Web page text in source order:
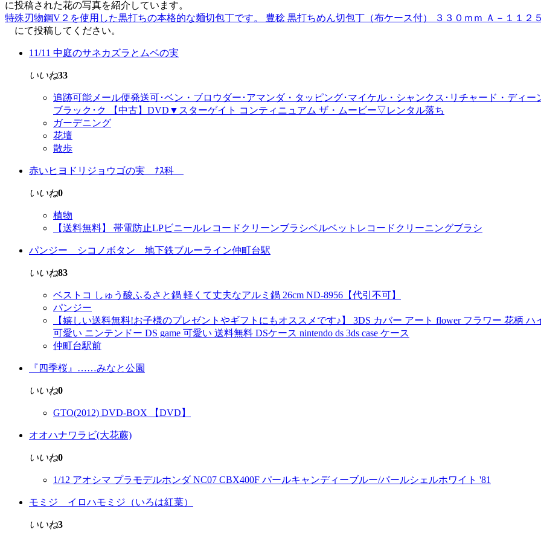
に投稿された花の写真を紹介しています。
特殊刃物鋼V２を使用した黒打ちの本格的な麺切包丁です。 豊稔 黒打ちめん切包丁（布ケース付） ３３０ｍｍ Ａ－１１２５
にて投稿してください。
11/11 中庭のサネカズラとムベの実
いいね33
追跡可能メール便発送可･ベン・ブロウダー･アマンダ・タッピング･マイケル・シャンクス･リチャード・ディ
ブラック･ク 【中古】DVD▼スターゲイト コンティニュアム ザ・ムービー▽レンタル落ち
ガーデニング
花壇
散歩
赤いヒヨドリジョウゴの実 ﾅｽ科
いいね0
植物
【送料無料】 帯電防止LPビニールレコードクリーンブラシベルベットレコードクリーニングブラシ
パンジー シコノボタン 地下鉄ブルーライン仲町台駅
いいね83
ベストコ しゅう酸ふるさと鍋 軽くて丈夫なアルミ鍋 26cm ND-8956【代引不可】
パンジー
【嬉しい送料無料!お子様のプレゼントやギフトにもオススメです♪】 3DS カバー アート flower フラワー 花柄
可愛い ニンテンドー DS game 可愛い 送料無料 DSケース nintendo ds 3ds case ケース
仲町台駅前
『四季桜』……みなと公園
いいね0
GTO(2012) DVD-BOX 【DVD】
オオハナワラビ(大花蕨)
いいね0
1/12 アオシマ プラモデルホンダ NC07 CBX400F パールキャンディーブルー/パールシェルホワイト '81
モミジ イロハモミジ（いろは紅葉）
いいね3